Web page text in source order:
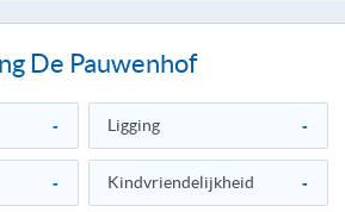
De Pauwenhof
- Ligging -
- Kindvriendelijkheid -